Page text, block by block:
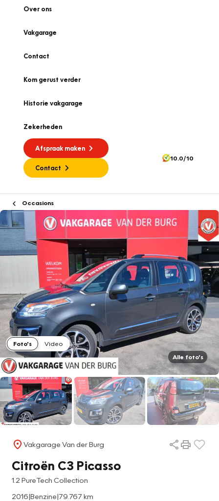
Over ons
Vakgarage
Contact
Kom gerust verder
Historie vakgarage
Zekerheden
Afspraak maken
Contact
10.0/10
Occasions
Foto's
Video
Alle foto's
Vakgarage Van der Burg
Citroën C3 Picasso
1.2 PureTech Collection
2016|Benzine|79.767 km